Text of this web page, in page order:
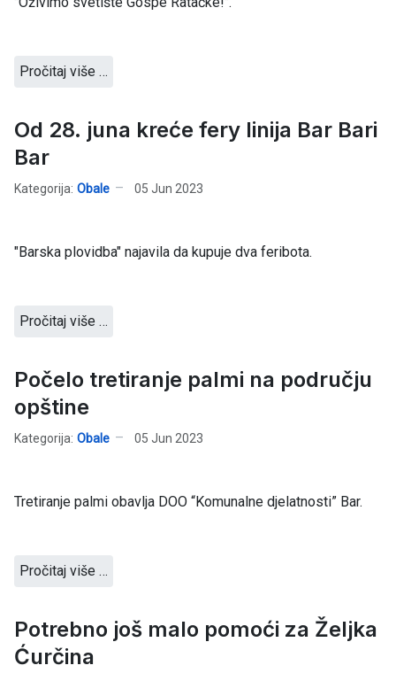
Pročitaj više …
Od 28. juna kreće fery linija Bar Bari
Bar
Kategorija: Obale 05 Jun 2023
"Barska plovidba" najavila da kupuje dva feribota.
Pročitaj više …
Počelo tretiranje palmi na području
opštine
Kategorija: Obale 05 Jun 2023
Tretiranje palmi obavlja DOO “Komunalne djelatnosti” Bar.
Pročitaj više …
Potrebno još malo pomoći za Željka
Ćurčina